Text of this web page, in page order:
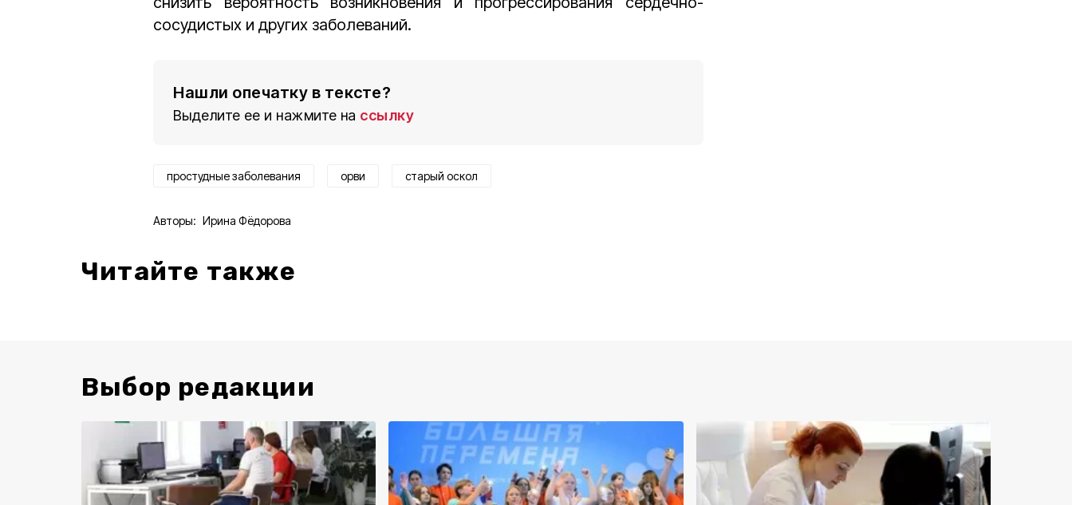
сосудистых и других заболеваний.
Нашли опечатку в тексте?
Выделите ее и нажмите на ссылку
простудные заболевания орви старый оскол
Авторы: Ирина Фёдорова
Читайте также
Выбор редакции